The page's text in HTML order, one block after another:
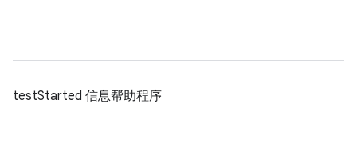
testStarted 信息帮助程序